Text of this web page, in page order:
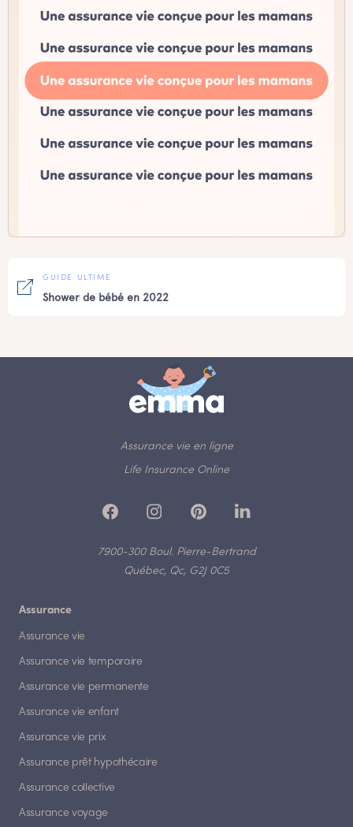
GUIDE ULTIME
Shower de bébé en 2022
Assurance vie en ligne
Life Insurance Online
7900-300 Boul. Pierre-Bertrand
Québec, Qc, G2J 0C5
Assurance
Assurance vie
Assurance vie temporaire
Assurance vie permanente
Assurance vie enfant
Assurance vie prix
Assurance prêt hypothécaire
Assurance collective
Assurance voyage